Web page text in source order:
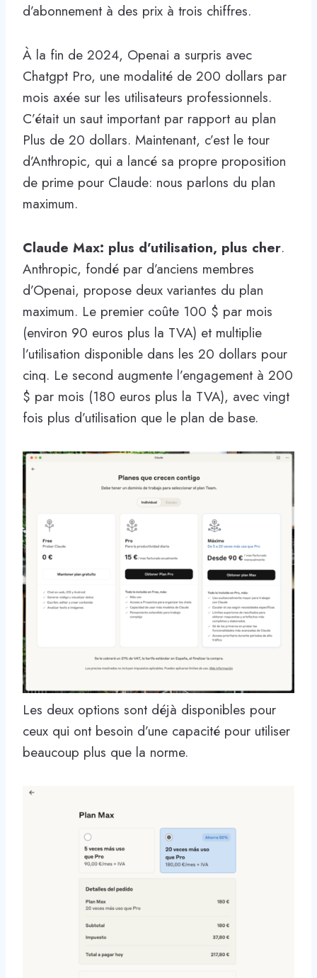
d’abonnement à des prix à trois chiffres.
À la fin de 2024, Openai a surpris avec
Chatgpt Pro, une modalité de 200 dollars par
mois axée sur les utilisateurs professionnels.
C’était un saut important par rapport au plan
Plus de 20 dollars. Maintenant, c’est le tour
d’Anthropic, qui a lancé sa propre proposition
de prime pour Claude: nous parlons du plan
maximum.
Claude Max: plus d’utilisation, plus cher.
Anthropic, fondé par d’anciens membres
d’Openai, propose deux variantes du plan
maximum. Le premier coûte 100 $ par mois
(environ 90 euros plus la TVA) et multiplie
l’utilisation disponible dans les 20 dollars pour
cinq. Le second augmente l’engagement à 200
$ par mois (180 euros plus la TVA), avec vingt
fois plus d’utilisation que le plan de base.
Les deux options sont déjà disponibles pour
ceux qui ont besoin d’une capacité pour utiliser
beaucoup plus que la norme.